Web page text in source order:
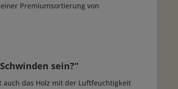
Premiumsortierung von
sein?“
auch das Holz mit der Luftfeuchtigkeit